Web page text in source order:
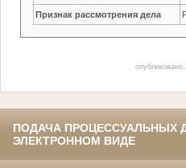
Признак рассмотрения дела
ПОДАЧА ПРОЦЕССУАЛЬНЫХ
ЭЛЕКТРОННОМ ВИДЕ